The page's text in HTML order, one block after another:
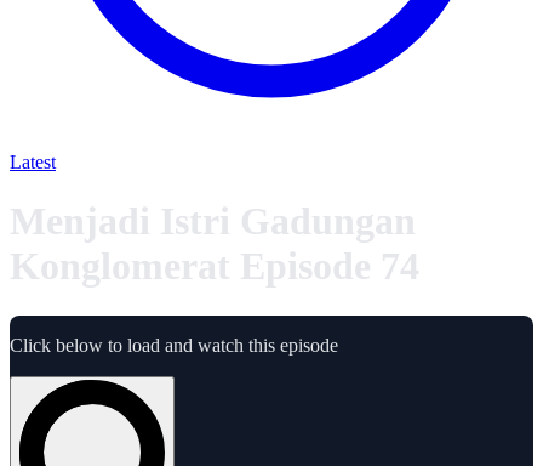
Latest
Menjadi Istri Gadungan
Konglomerat Episode 74
Click below to load and watch this episode